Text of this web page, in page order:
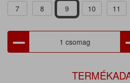
7
8 9 10 11